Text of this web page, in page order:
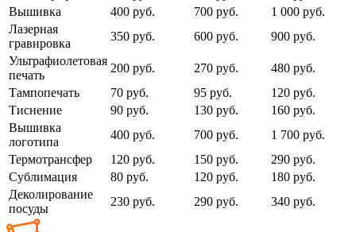
Вышивка
400 руб. 700 руб.
1 000 руб.
Лазерная
гравировка
350 руб. 600 руб.
900 руб.
Ультрафиолетовая
печать
200 руб. 270 руб.
480 руб.
Тампопечать
70 руб. 95 руб.
120 руб.
Тиснение
90 руб. 130 руб.
160 руб.
Вышивка
логотипа
400 руб. 700 руб.
1 700 руб.
Термотрансфер
120 руб. 150 руб.
290 руб.
Сублимация
80 руб. 120 руб.
180 руб.
Деколирование
посуды
230 руб. 290 руб. 340 руб.